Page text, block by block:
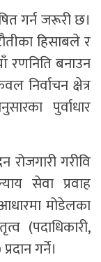
गर्न जरूरी छ।
हिसाबले र
रणनिति बनाउन
निर्वाचन क्षेत्र
पुर्वाधार
रोजगारी गरीवि
सेवा प्रवाह
मोडेलका
(पदाधिकारी,
गर्ने।